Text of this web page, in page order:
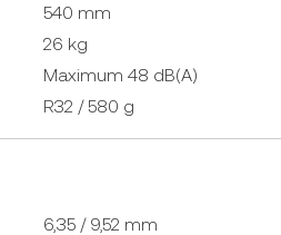
540 mm
26 kg
Maximum 48 dB(A)
R32 / 580 g
6,35 / 9,52 mm